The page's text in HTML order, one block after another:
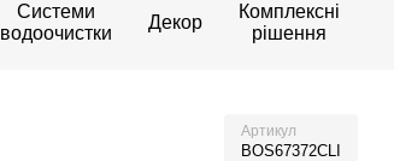
Системи
водоочистки
Декор
Комплексні
рішення
Артикул
BOS67372CLI